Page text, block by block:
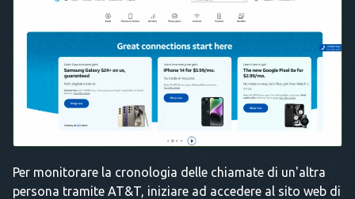
Per monitorare la cronologia delle chiamate di un'altra
persona tramite AT&T, iniziare ad accedere al sito web di